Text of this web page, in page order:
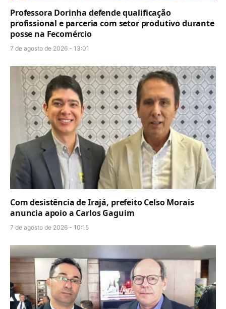
Professora Dorinha defende qualificação
profissional e parceria com setor produtivo durante
posse na Fecomércio
7 de agosto de 2026 - 13:01
Com desistência de Irajá, prefeito Celso Morais
anuncia apoio a Carlos Gaguim
7 de agosto de 2026 - 10:15